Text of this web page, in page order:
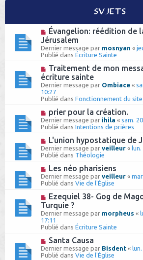
Sujets
N
o
u
v
e
a
m
e
s
s
a
g
e
Évangelion: réédition de
Jérusalem
Dernier message par mosnyan «
Publié dans Écriture Sainte
N
u
v
e
a
m
e
s
s
a
g
e
Traitement de mon
écriture sainte
Dernier message par Ombiace «
10:27
Publié dans Fonctionnement du site
N
o
u
v
e
a
u
m
e
s
s
a
g
e
prier pour la création.
Dernier message par ihila « sam.
Publié dans Intentions de prières
N
o
u
v
e
a
u
m
e
s
s
a
g
e
L'union hypostatique de
Dernier message par veilleur «
Publié dans Théologie
N
o
u
v
e
a
u
m
e
s
a
g
e
Les néo pharisiens
Dernier message par veilleur «
Publié dans Vie de l'Église
N
u
v
e
a
u
m
e
s
Ezequiel 38- Gog de
Turquie ?
Dernier message par morpheus «
17:11
Publié dans Écriture Sainte
N
o
u
Santa Causa
Dernier message par Bisdent «
Publié dans Vie de l'Église